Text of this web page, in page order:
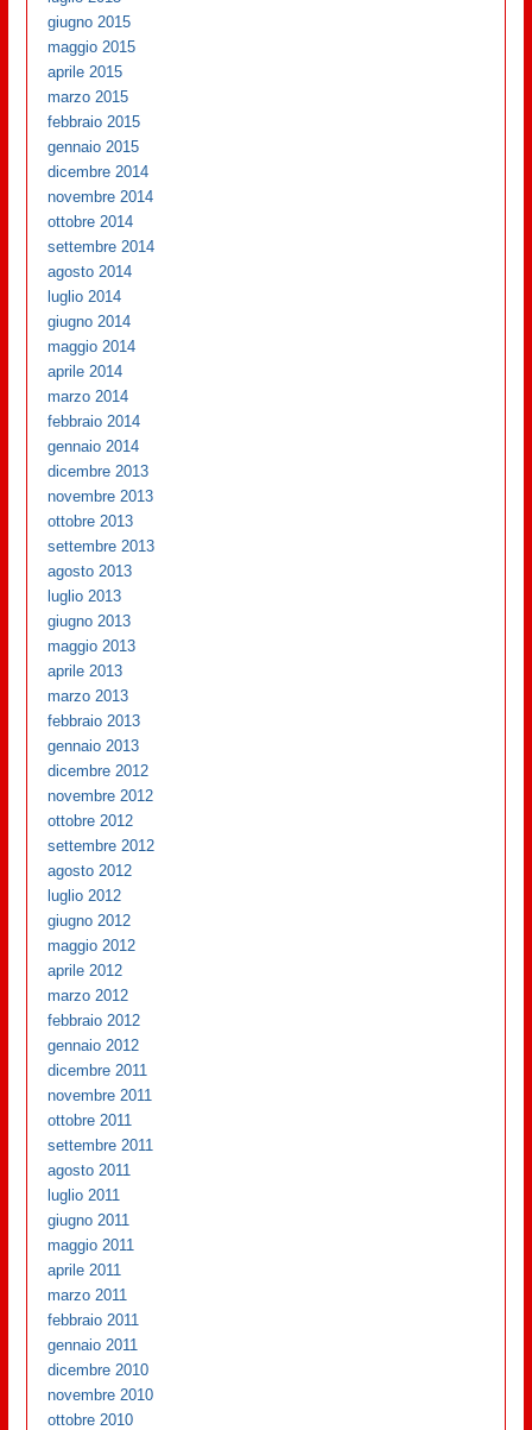
giugno 2015
maggio 2015
aprile 2015
marzo 2015
febbraio 2015
gennaio 2015
dicembre 2014
novembre 2014
ottobre 2014
settembre 2014
agosto 2014
luglio 2014
giugno 2014
maggio 2014
aprile 2014
marzo 2014
febbraio 2014
gennaio 2014
dicembre 2013
novembre 2013
ottobre 2013
settembre 2013
agosto 2013
luglio 2013
giugno 2013
maggio 2013
aprile 2013
marzo 2013
febbraio 2013
gennaio 2013
dicembre 2012
novembre 2012
ottobre 2012
settembre 2012
agosto 2012
luglio 2012
giugno 2012
maggio 2012
aprile 2012
marzo 2012
febbraio 2012
gennaio 2012
dicembre 2011
novembre 2011
ottobre 2011
settembre 2011
agosto 2011
luglio 2011
giugno 2011
maggio 2011
aprile 2011
marzo 2011
febbraio 2011
gennaio 2011
dicembre 2010
novembre 2010
ottobre 2010